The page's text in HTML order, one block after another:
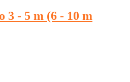
- 5 m (6 - 10 m